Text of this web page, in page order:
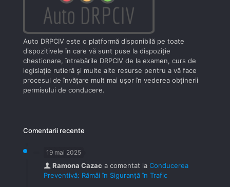
Auto DRPCIV este o platformă disponibilă pe toate
dispozitivele în care vă sunt puse la dispoziţie
chestionare, întrebările DRPCIV de la examen, curs de
legislaţie rutieră şi multe alte resurse pentru a vă face
procesul de învăţare mult mai uşor în vederea obţinerii
permisului de conducere.
Comentarii recente
19 mai 2025
Ramona Cazac a comentat la Conducerea
Preventivă: Rămâi în Siguranță în Trafic